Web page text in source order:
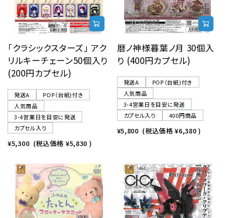
「クラシックスターズ」 アク
リルキーチェーン50個入り
(200円カプセル)
発送A
POP（台紙)付き
人気商品
3-4営業日を目安に発送
カプセル入り
¥5,300 (税込価格 ¥5,830 )
暦ノ神様暮葉ノ月 30個入
り (400円カプセル)
発送A
POP（台紙)付き
人気商品
3-4営業日を目安に発送
カプセル入り
400円商品
¥5,800 (税込価格¥6,380 )